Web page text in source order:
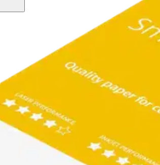
monenlaiseen tulostamiseen. Sopii